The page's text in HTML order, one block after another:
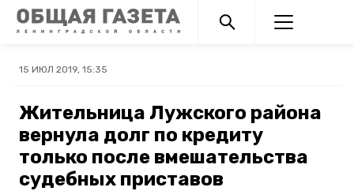
15 ИЮЛ 2019, 15:35
Жительница Лужского района
вернула долг по кредиту
только после вмешательства
судебных приставов